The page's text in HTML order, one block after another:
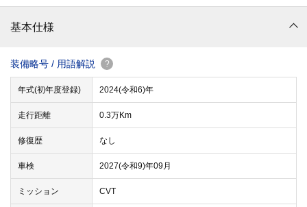
基本仕様
装備略号 / 用語解説 ?
年式(初年度登録) 2024(令和6)年
走行距離 0.3万Km
修復歴 なし
車検 2027(令和9)年09月
ミッション CVT